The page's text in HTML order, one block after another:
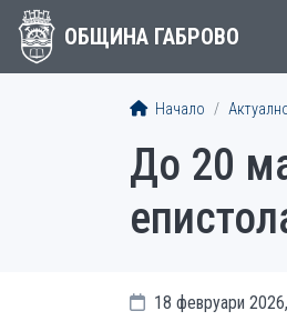
ОБЩИНА ГАБРОВО
Начало
До 20
18 февруари